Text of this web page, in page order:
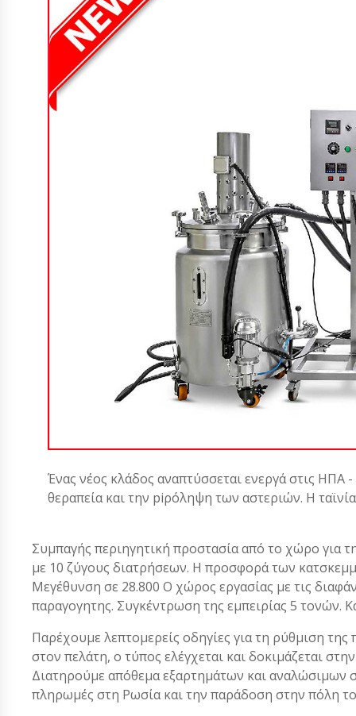
Ένας νέος κλάδος αναπτύσσεται ενεργά στις ΗΠΑ -
θεραπεία και την piρόληψη των αστεριών. Η
Συμπαγής περιηγητική προστασία από το χώρο για
με 10 ζύγους διατρήσεων. Η προσφορά των
Μεγέθυνση σε 28.800 Ο χώρος εργασίας με τις
παραγογητης. Συγκέντρωση της εμπειρίας 5 τονών.
Παρέχουμε λεπτομερείς οδηγίες για τη ρύθμιση
στον πελάτη, ο τύπος ελέγχεται και δοκιμάζεται
Διατηρούμε απόθεμα εξαρτημάτων και αναλώσιμων
πληρωμές στη Ρωσία και την παράδοση στην πόλη